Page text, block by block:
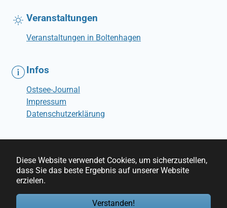
Diese Website verwendet Cookies, um sicherzustellen,
dass Sie das beste Ergebnis auf unserer Website
erzielen.
Verstanden!
Veranstaltungen
Veranstaltungen in Boltenhagen
Infos
Ostsee-Journal
Impressum
Datenschutzerklärung
© Ostseebrise Ferienwohnungen